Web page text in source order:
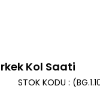
Kol Saati
STOK KODU